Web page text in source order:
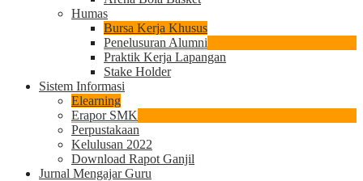
Humas
Bursa Kerja Khusus
Penelusuran Alumni
Praktik Kerja Lapangan
Stake Holder
Sistem Informasi
Elearning
Erapor SMK
Perpustakaan
Kelulusan 2022
Download Rapot Ganjil
Jurnal Mengajar Guru